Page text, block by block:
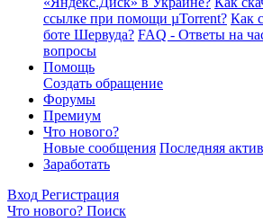
ссылке при помощи µTorrent? Как
боте Шервуда? FAQ - Ответы на
вопросы
Помощь
Создать обращение
Форумы
Премиум
Что нового?
Новые сообщения Последняя
Заработать
Вход Регистрация
Что нового? Поиск